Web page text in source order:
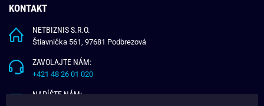
KONTAKT
NETBIZNIS S.R.O.
Štiavnička 561, 97681 Podbrezová
ZAVOLAJTE NÁM:
+421 48 26 01 020
NAPÍŠTE NÁM: